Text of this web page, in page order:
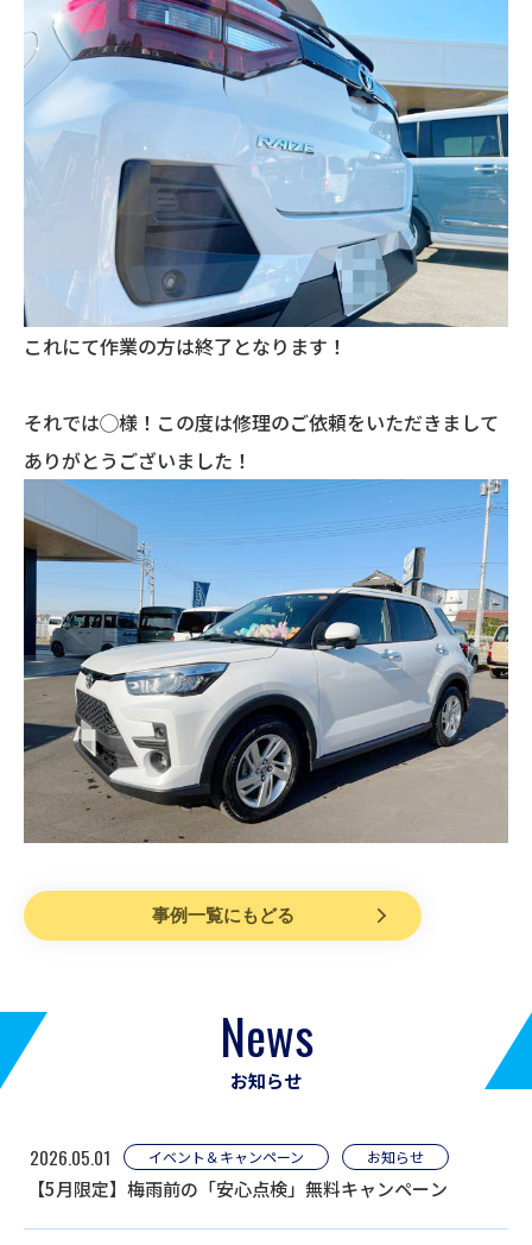
これにて作業の方は終了となります！
それでは◯様！この度は修理のご依頼をいただきまして
ありがとうございました！
事例一覧にもどる
News
お知らせ
2026.05.01 イベント＆キャンペーン お知らせ
【5月限定】梅雨前の「安心点検」無料キャンペーン